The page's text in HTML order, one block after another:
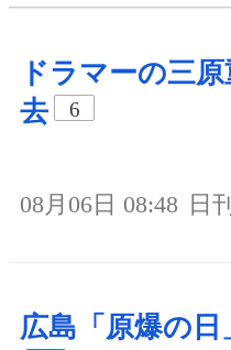
ドラマーの三
去
6
08月06日 08:48 日
広島「原爆の日